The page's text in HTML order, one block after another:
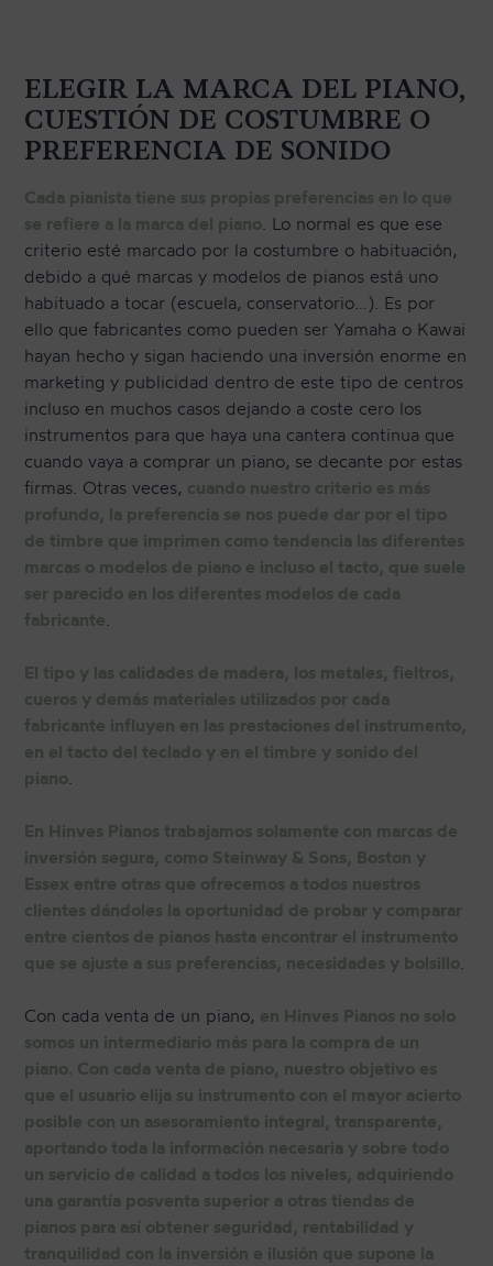
ELEGIR LA MARCA DEL PIANO,
CUESTIÓN DE COSTUMBRE O
PREFERENCIA DE SONIDO
Cada pianista tiene sus propias preferencias en lo que
se refiere a la marca del piano . Lo normal es que ese
criterio esté marcado por la costumbre o habituación,
debido a qué marcas y modelos de pianos está uno
habituado a tocar (escuela, conservatorio…). Es por
ello que fabricantes como pueden ser Yamaha o Kawai
hayan hecho y sigan haciendo una inversión enorme en
marketing y publicidad dentro de este tipo de centros
incluso en muchos casos dejando a coste cero los
instrumentos para que haya una cantera continua que
cuando vaya a comprar un piano, se decante por estas
firmas. Otras veces, cuando nuestro criterio es más
profundo, la preferencia se nos puede dar por el tipo
de timbre que imprimen como tendencia las diferentes
marcas o modelos de piano e incluso el tacto, que suele
ser parecido en los diferentes modelos de cada
fabricante
El tipo y las calidades de madera, los metales, fieltros,
cueros y demás materiales utilizados por cada
fabricante influyen en las prestaciones del instrumento,
en el tacto del teclado y en el timbre y sonido del
piano
En Hinves Pianos trabajamos solamente con marcas de
inversión segura, como Steinway & Sons, Boston y
Essex entre otras que ofrecemos a todos nuestros
clientes dándoles la oportunidad de probar y comparar
entre cientos de pianos hasta encontrar el instrumento
que se ajuste a sus preferencias, necesidades y bolsillo
Con cada venta de un piano, en Hinves Pianos no solo
somos un intermediario más para la compra de un
piano. Con cada venta de piano, nuestro objetivo es
que el usuario elija su instrumento con el mayor acierto
posible con un asesoramiento integral, transparente,
aportando toda la información necesaria y sobre todo
un servicio de calidad a todos los niveles, adquiriendo
una garantía posventa superior a otras tiendas de
pianos para así obtener seguridad, rentabilidad y
tranquilidad con la inversión e ilusión que supone la